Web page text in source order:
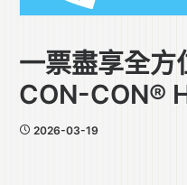
一票盡享全方
CON-CON®
2026門票攻略
2026-03-19